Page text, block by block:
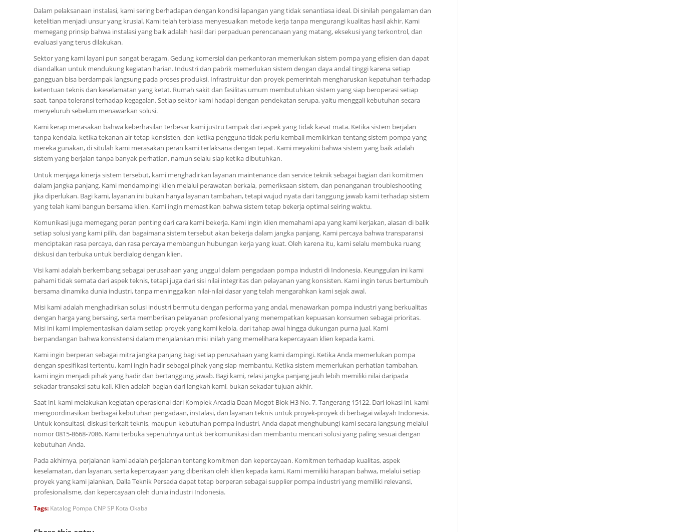
Dalam pelaksanaan instalasi, kami sering berhadapan dengan kondisi lapangan yang tidak senantiasa ideal. Di sinilah pengalaman dan
ketelitian menjadi unsur yang krusial. Kami telah terbiasa menyesuaikan metode kerja tanpa mengurangi kualitas hasil akhir. Kami
memegang prinsip bahwa instalasi yang baik adalah hasil dari perpaduan perencanaan yang matang, eksekusi yang terkontrol, dan
evaluasi yang terus dilakukan.
Sektor yang kami layani pun sangat beragam. Gedung komersial dan perkantoran memerlukan sistem pompa yang efisien dan dapat
diandalkan untuk mendukung kegiatan harian. Industri dan pabrik memerlukan sistem dengan daya andal tinggi karena setiap
gangguan bisa berdampak langsung pada proses produksi. Infrastruktur dan proyek pemerintah mengharuskan kepatuhan terhadap
ketentuan teknis dan keselamatan yang ketat. Rumah sakit dan fasilitas umum membutuhkan sistem yang siap beroperasi setiap
saat, tanpa toleransi terhadap kegagalan. Setiap sektor kami hadapi dengan pendekatan serupa, yaitu menggali kebutuhan secara
menyeluruh sebelum menawarkan solusi.
Kami kerap merasakan bahwa keberhasilan terbesar kami justru tampak dari aspek yang tidak kasat mata. Ketika sistem berjalan
tanpa kendala, ketika tekanan air tetap konsisten, dan ketika pengguna tidak perlu kembali memikirkan tentang sistem pompa yang
mereka gunakan, di situlah kami merasakan peran kami terlaksana dengan tepat. Kami meyakini bahwa sistem yang baik adalah
sistem yang berjalan tanpa banyak perhatian, namun selalu siap ketika dibutuhkan.
Untuk menjaga kinerja sistem tersebut, kami menghadirkan layanan maintenance dan service teknik sebagai bagian dari komitmen
dalam jangka panjang. Kami mendampingi klien melalui perawatan berkala, pemeriksaan sistem, dan penanganan troubleshooting
jika diperlukan. Bagi kami, layanan ini bukan hanya layanan tambahan, tetapi wujud nyata dari tanggung jawab kami terhadap sistem
yang telah kami bangun bersama klien. Kami ingin memastikan bahwa sistem tetap bekerja optimal seiring waktu.
Komunikasi juga memegang peran penting dari cara kami bekerja. Kami ingin klien memahami apa yang kami kerjakan, alasan di balik
setiap solusi yang kami pilih, dan bagaimana sistem tersebut akan bekerja dalam jangka panjang. Kami percaya bahwa transparansi
menciptakan rasa percaya, dan rasa percaya membangun hubungan kerja yang kuat. Oleh karena itu, kami selalu membuka ruang
diskusi dan terbuka untuk berdialog dengan klien.
Visi kami adalah berkembang sebagai perusahaan yang unggul dalam pengadaan pompa industri di Indonesia. Keunggulan ini kami
pahami tidak semata dari aspek teknis, tetapi juga dari sisi nilai integritas dan pelayanan yang konsisten. Kami ingin terus bertumbuh
bersama dinamika dunia industri, tanpa meninggalkan nilai-nilai dasar yang telah mengarahkan kami sejak awal.
Misi kami adalah menghadirkan solusi industri bermutu dengan performa yang andal, menawarkan pompa industri yang berkualitas
dengan harga yang bersaing, serta memberikan pelayanan profesional yang menempatkan kepuasan konsumen sebagai prioritas.
Misi ini kami implementasikan dalam setiap proyek yang kami kelola, dari tahap awal hingga dukungan purna jual. Kami
berpandangan bahwa konsistensi dalam menjalankan misi inilah yang memelihara kepercayaan klien kepada kami.
Kami ingin berperan sebagai mitra jangka panjang bagi setiap perusahaan yang kami dampingi. Ketika Anda memerlukan pompa
dengan spesifikasi tertentu, kami ingin hadir sebagai pihak yang siap membantu. Ketika sistem memerlukan perhatian tambahan,
kami ingin menjadi pihak yang hadir dan bertanggung jawab. Bagi kami, relasi jangka panjang jauh lebih memiliki nilai daripada
sekadar transaksi satu kali. Klien adalah bagian dari langkah kami, bukan sekadar tujuan akhir.
Saat ini, kami melakukan kegiatan operasional dari Komplek Arcadia Daan Mogot Blok H3 No. 7, Tangerang 15122. Dari lokasi ini, kami
mengoordinasikan berbagai kebutuhan pengadaan, instalasi, dan layanan teknis untuk proyek-proyek di berbagai wilayah Indonesia.
Untuk konsultasi, diskusi terkait teknis, maupun kebutuhan pompa industri, Anda dapat menghubungi kami secara langsung melalui
nomor 0815-8668-7086. Kami terbuka sepenuhnya untuk berkomunikasi dan membantu mencari solusi yang paling sesuai dengan
kebutuhan Anda.
Pada akhirnya, perjalanan kami adalah perjalanan tentang komitmen dan kepercayaan. Komitmen terhadap kualitas, aspek
keselamatan, dan layanan, serta kepercayaan yang diberikan oleh klien kepada kami. Kami memiliki harapan bahwa, melalui setiap
proyek yang kami jalankan, Dalla Teknik Persada dapat tetap berperan sebagai supplier pompa industri yang memiliki relevansi,
profesionalisme, dan kepercayaan oleh dunia industri Indonesia.
Tags: Katalog Pompa CNP SP Kota Okaba